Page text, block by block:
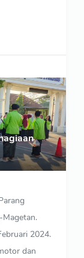
Magetan.
2024.
dan